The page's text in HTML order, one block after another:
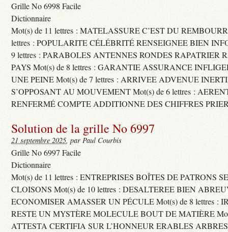
Grille No 6998 Facile
Dictionnaire
Mot(s) de 11 lettres : MATELASSURE C’EST DU
lettres : POPULARITE CÉLÉBRITÉ RENSEIGNEE BIEN
9 lettres : PARABOLES ANTENNES RONDES RAPATRIER
PAYS Mot(s) de 8 lettres : GARANTIE ASSURANCE
UNE PEINE Mot(s) de 7 lettres : ARRIVEE ADVENUE
S’OPPOSANT AU MOUVEMENT Mot(s) de 6 lettres :
RENFERMÉ COMPTE ADDITIONNE DES CHIFFRES
Solution de la grille No 6997
21 septembre 2025, par Paul Courbis
Grille No 6997 Facile
Dictionnaire
Mot(s) de 11 lettres : ENTREPRISES BOÎTES DE PATRONS
CLOISONS Mot(s) de 10 lettres : DESALTEREE BIEN
ECONOMISER AMASSER UN PÉCULE Mot(s) de 8 lettres :
RESTE UN MYSTÈRE MOLECULE BOUT DE MATIÈRE
ATTESTA CERTIFIA SUR L’HONNEUR ERABLES ARBRES